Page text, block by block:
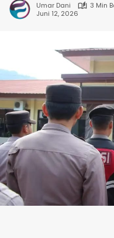
Umar Dani
3 Min
Juni 12, 2026